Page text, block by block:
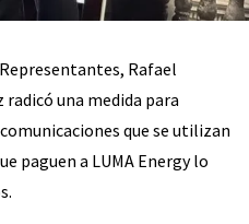
Rafael
una medida para
que se utilizan
paguen a LUMA Energy lo